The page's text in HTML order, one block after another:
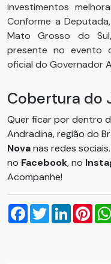
investimentos
Conforme a
Mato Grosso do
presente no evento
oficial do Governador
Cobertura do
Quer ficar por dentro
Andradina, região do
Novanas redes
no Facebook, no
Acompanhe!
Facebook
TwitterLinkedIn